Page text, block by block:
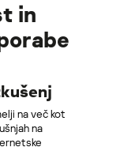
in
na več kot
na